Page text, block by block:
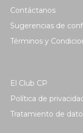
Contáctanos
Sugerencias de
Términos y
El Club CP
Política de
Tratamiento de